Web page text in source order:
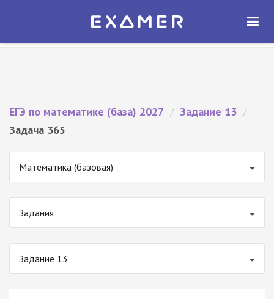
Экзамер — ЕГЭ 2027
ОТКРЫТЬ
ЕГЭ по математике (база) 2027 / Задание 13 /
Задача 365
Математика (базовая)
Задания
Задание 13